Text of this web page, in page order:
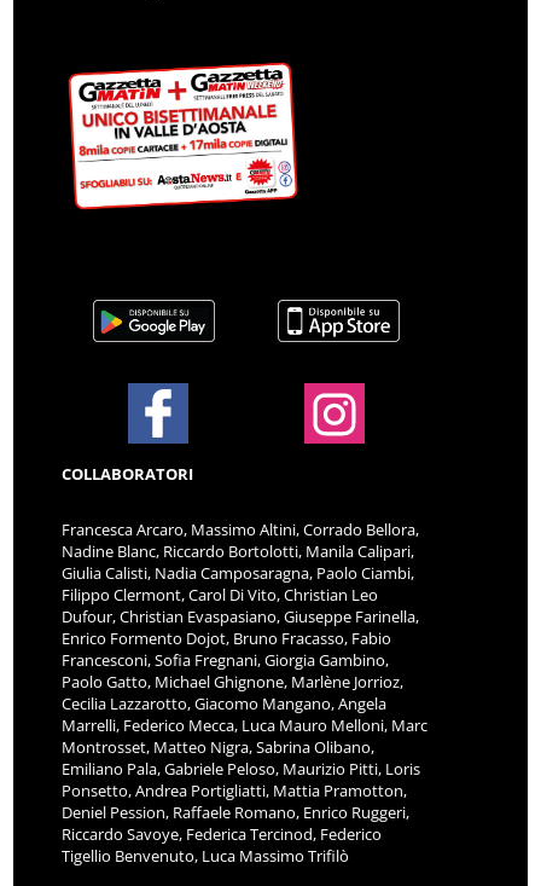
COLLABORATORI
Francesca Arcaro, Massimo Altini, Corrado Bellora,
Nadine Blanc, Riccardo Bortolotti, Manila Calipari,
Giulia Calisti, Nadia Camposaragna, Paolo Ciambi,
Filippo Clermont, Carol Di Vito, Christian Leo
Dufour, Christian Evaspasiano, Giuseppe Farinella,
Enrico Formento Dojot, Bruno Fracasso, Fabio
Francesconi, Sofia Fregnani, Giorgia Gambino,
Paolo Gatto, Michael Ghignone, Marlène Jorrioz,
Cecilia Lazzarotto, Giacomo Mangano, Angela
Marrelli, Federico Mecca, Luca Mauro Melloni, Marc
Montrosset, Matteo Nigra, Sabrina Olibano,
Emiliano Pala, Gabriele Peloso, Maurizio Pitti, Loris
Ponsetto, Andrea Portigliatti, Mattia Pramotton,
Deniel Pession, Raffaele Romano, Enrico Ruggeri,
Riccardo Savoye, Federica Tercinod, Federico
Tigellio Benvenuto, Luca Massimo Trifilò